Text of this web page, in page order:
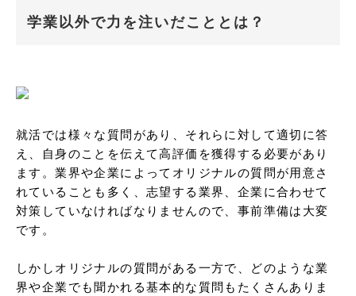
学業以外で力を注いだこととは？
就活では様々な質問があり、それらに対して適切に答
え、自身のことを伝えて高評価を獲得する必要があり
ます。業界や企業によってオリジナルの質問が用意さ
れていることも多く、志望する業界、企業に合わせて
対策していなければなりませんので、事前準備は大変
です。
しかしオリジナルの質問がある一方で、どのような業
界や企業でも聞かれる基本的な質問もたくさんありま